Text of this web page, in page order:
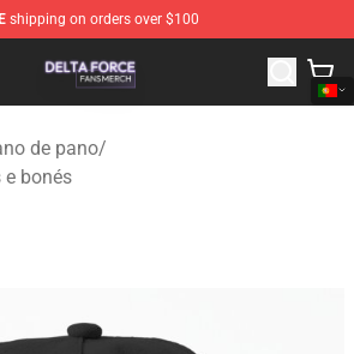
shipping on orders over $100
- Official Delta Force Merchandise
de pano/
e bonés